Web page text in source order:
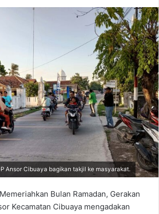
Ansor Cibuaya bagikan takjil ke masyarakat.
Bulan Ramadan, Gerakan
Kecamatan Cibuaya mengadakan